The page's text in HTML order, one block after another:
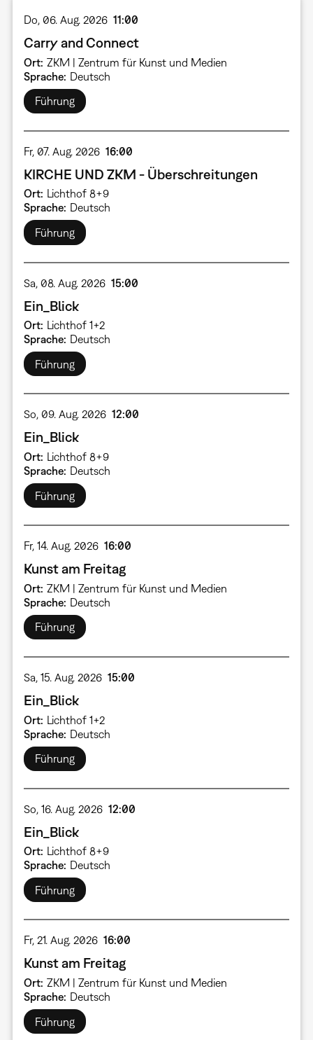
Do, 06. Aug. 2026 11:00
Carry and Connect
Ort ZKM | Zentrum für Kunst und Medien
Sprache Deutsch
Führung
Fr, 07. Aug. 2026 16:00
KIRCHE UND ZKM - Überschreitungen
Ort
Lichthof 8+9
Sprache
Deutsch
Führung
Sa, 08. Aug. 2026 15:00
Ein_Blick
Ort Lichthof 1+2
Sprache Deutsch
Führung
So, 09. Aug. 2026 12:00
Ein_Blick
Ort Lichthof 8+9
Sprache Deutsch
Führung
Fr, 14. Aug. 2026 16:00
Kunst am Freitag
Ort ZKM | Zentrum für Kunst und Medien
Sprache Deutsch
Führung
Sa, 15. Aug. 2026 15:00
Ein_Blick
Ort Lichthof 1+2
Sprache Deutsch
Führung
So, 16. Aug. 2026 12:00
Ein_Blick
Ort Lichthof 8+9
Sprache Deutsch
Führung
Fr, 21. Aug. 2026 16:00
Kunst am Freitag
Ort ZKM | Zentrum für Kunst und Medien
Sprache Deutsch
Führung